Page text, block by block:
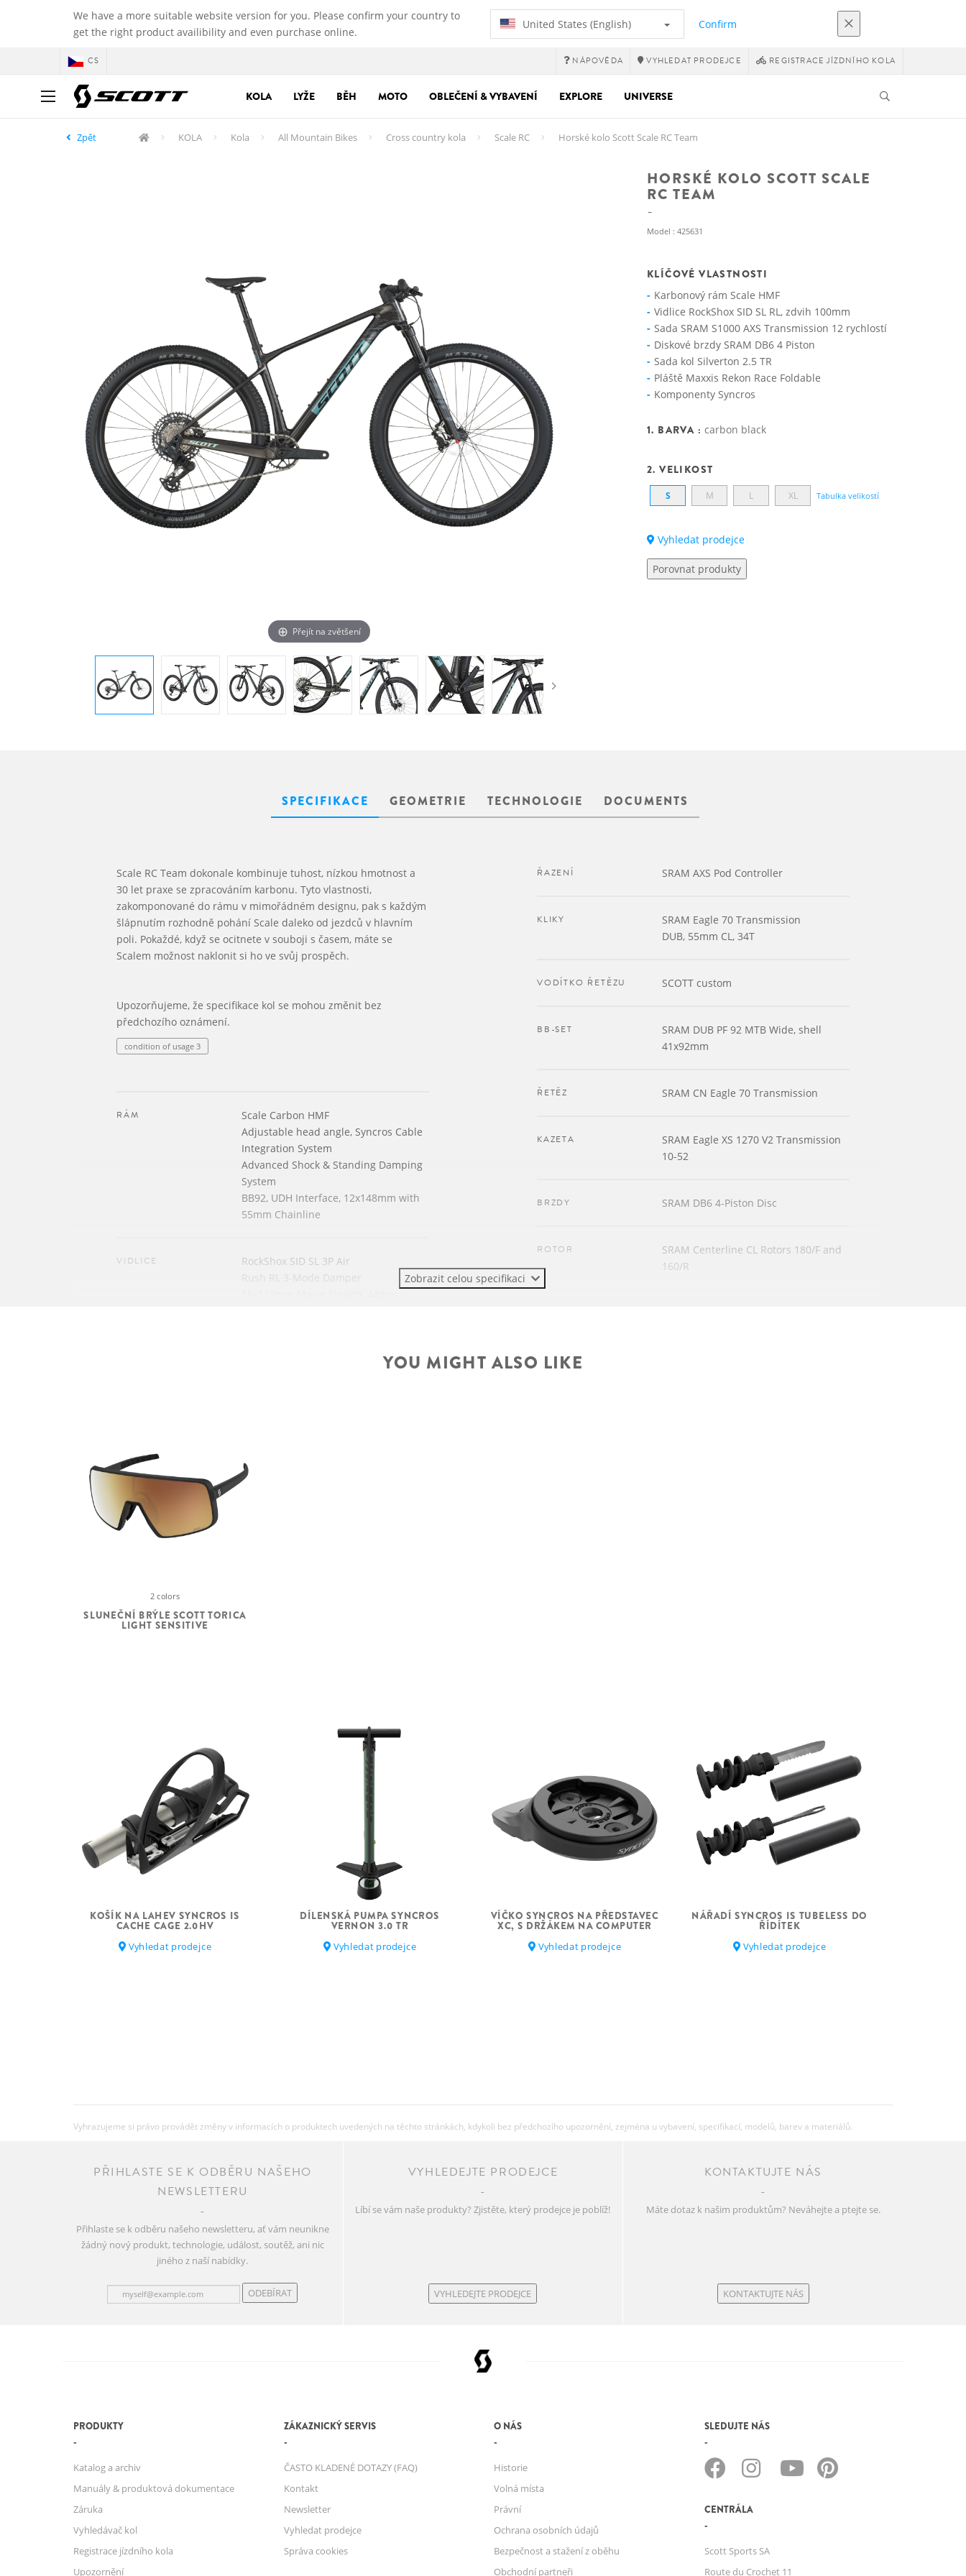
We have a more suitable website version for you. Please confirm your country to
get the right product availibility and even purchase online.
United States (English) Confirm
CS NÁPOVĚDA VYHLEDAT PRODEJCE REGISTRACE JÍZDNÍHO KOLA
KOLA LYŽE BĚH MOTO OBLEČENÍ & VYBAVENÍ EXPLORE UNIVERSE
Zpět KOLA Kola All Mountain Bikes Cross country kola Scale RC Horské kolo Scott Scale RC Team
HORSKÉ KOLO SCOTT SCALE
RC TEAM
Model : 425631
Přejít na zvětšení
KLÍČOVÉ VLASTNOSTI
Karbonový rám Scale HMF
Vidlice RockShox SID SL RL, zdvih 100mm
Sada SRAM S1000 AXS Transmission 12 rychlostí
Diskové brzdy SRAM DB6 4 Piston
Sada kol Silverton 2.5 TR
Pláště Maxxis Rekon Race Foldable
Komponenty Syncros
1. BARVA : carbon black
2. VELIKOST
S M L XL Tabulka velikostí
Vyhledat prodejce
Porovnat produkty
SPECIFIKACE GEOMETRIE TECHNOLOGIE DOCUMENTS
Scale RC Team dokonale kombinuje tuhost, nízkou hmotnost a
30 let praxe se zpracováním karbonu. Tyto vlastnosti,
zakomponované do rámu v mimořádném designu, pak s každým
šlápnutím rozhodně pohání Scale daleko od jezdců v hlavním
poli. Pokaždé, když se ocitnete v souboji s časem, máte se
Scalem možnost naklonit si ho ve svůj prospěch.
Upozorňujeme, že specifikace kol se mohou změnit bez
předchozího oznámení.
condition of usage 3
RÁM
Scale Carbon HMF
Adjustable head angle, Syncros Cable
Integration System
Advanced Shock & Standing Damping
System
BB92, UDH Interface, 12x148mm with
55mm Chainline
VIDLICE
RockShox SID SL 3P Air
Rush RL 3-Mode Damper
PŘEHAZOVAČKA
12 Speed
ŘAZENÍ SRAM AXS Pod Controller
KLIKY
SRAM Eagle 70 Transmission
DUB, 55mm CL, 34T
VODÍTKO ŘETĚZU SCOTT custom
BB-SET
SRAM DUB PF 92 MTB Wide, shell
41x92mm
ŘETĚZ SRAM CN Eagle 70 Transmission
KAZETA
SRAM Eagle XS 1270 V2 Transmission
10-52
BRZDY SRAM DB6 4-Piston Disc
ROTOR
SRAM Centerline CL Rotors 180/F and
160/R
28H, Syncros Axle w/Removable Lever
with 6mm Allen, T30 and T25 Tools
PŘEDNÍ PLÁŠŤ
Maxxis Rekon Race, 29x2.4", 120TPI
Foldable Bead,Tubeless Ready, EXO
EXTRA SRAM AXS Powerpack
MAX. SYSTÉMOVÁ
130kg
Celková hmotnost zahrnuje kolo,
Zobrazit celou specifikaci
YOU MIGHT ALSO LIKE
2 colors
SLUNEČNÍ BRÝLE SCOTT TORICA
LIGHT SENSITIVE
KOŠÍK NA LAHEV SYNCROS IS
CACHE CAGE 2.0HV
Vyhledat prodejce
DÍLENSKÁ PUMPA SYNCROS
VERNON 3.0 TR
Vyhledat prodejce
VÍČKO SYNCROS NA PŘEDSTAVEC
XC, S DRŽÁKEM NA COMPUTER
Vyhledat prodejce
NÁŘADÍ SYNCROS IS TUBELESS DO
ŘÍDÍTEK
Vyhledat prodejce
Vyhrazujeme si právo provádět změny v informacích o produktech uvedených na těchto stránkách, kdykoli bez předchozího upozornění, zejména u vybavení, specifikací, modelů, barev a materiálů.
PŘIHLASTE SE K ODBĚRU NAŠEHO
NEWSLETTERU
Přihlaste se k odběru našeho newsletteru, ať vám neunikne
žádný nový produkt, technologie, událost, soutěž, ani nic
jiného z naší nabídky.
ODEBÍRAT
VYHLEDEJTE PRODEJCE
Líbí se vám naše produkty? Zjistěte, který prodejce je poblíž!
VYHLEDEJTE PRODEJCE
KONTAKTUJTE NÁS
Máte dotaz k našim produktům? Neváhejte a ptejte se.
KONTAKTUJTE NÁS
PRODUKTY
Katalog a archiv
Manuály & produktová dokumentace
Záruka
Vyhledávač kol
Registrace jízdního kola
Upozornění
ZÁKAZNICKÝ SERVIS
ČASTO KLADENÉ DOTAZY (FAQ)
Kontakt
Newsletter
Vyhledat prodejce
Správa cookies
O NÁS
Historie
Volná místa
Právní
Ochrana osobních údajů
Bezpečnost a stažení z oběhu
Obchodní partneři
SLEDUJTE NÁS
CENTRÁLA
Scott Sports SA
Route du Crochet 11